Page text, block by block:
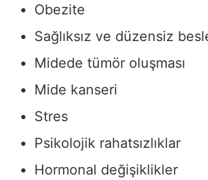
Obezite
Sağlıksız ve düzensiz
Midede tümör oluşması
Mide kanseri
Stres
Psikolojik rahatsızlıklar
Hormonal değişiklikler